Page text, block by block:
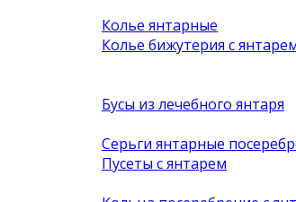
Колье янтарные
Колье бижутерия с
Бусы из лечебного янтаря
Серьги янтарные
Пусеты с янтарем